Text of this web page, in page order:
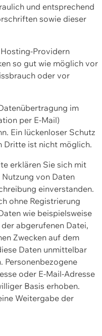
und entsprechend
sowie dieser
Providern
so gut wie möglich vor
oder vor
im
per E-Mail)
Ein lückenloser Schutz
Dritte ist nicht möglich.
erklären Sie sich mit
von Daten
einverstanden.
ohne Registrierung
wie beispielsweise
abgerufenen Datei,
Zwecken auf dem
Daten unmittelbar
Personenbezogene
oder E-Mail-Adresse
Basis erhoben.
Weitergabe der